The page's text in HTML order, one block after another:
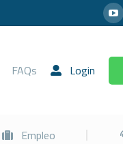
FAQs Login
Empleo
Empleo